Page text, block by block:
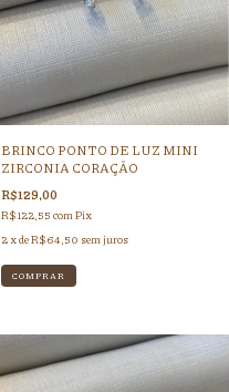
BRINCO PONTO DE LUZ MINI
ZIRCONIA CORAÇÃO
R$129,00
R$122,55 com Pix
2 x deR$64,50 sem juros